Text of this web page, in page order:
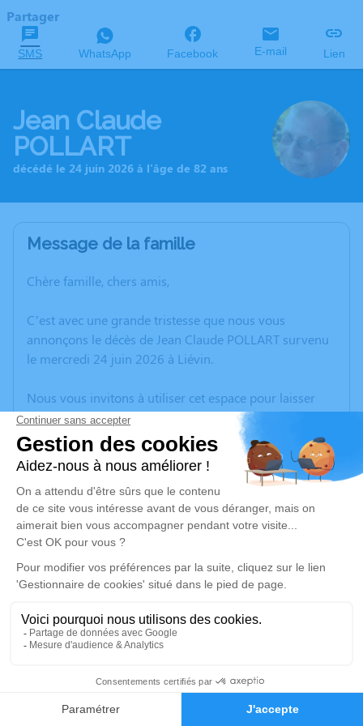
Faire-part Hommages
Partager
SMS WhatsApp Facebook E-mail Lien
Jean Claude
POLLART
décédé le 24 juin 2026 à l'âge de 82 ans
Message de la famille
Chère famille, chers amis,
C’est avec une grande tristesse que nous vous
annonçons le décès de Jean Claude POLLART survenu
le mercredi 24 juin 2026 à Liévin.
Nous vous invitons à utiliser cet espace pour laisser
vos condoléances, partager des photos souvenirs, une
anecdote ou exprimer vos pensées à travers des
poèmes ou des textes. Cet endroit est un lieu
d'expression dédié à honorer la mémoire de Jean
Claude POLLART.
Un service de plantation d’arbre hommage est
disponible ici
Cérémonie religieuse
Église Saint Barthélemy d'Oignies
Place de la IVe République